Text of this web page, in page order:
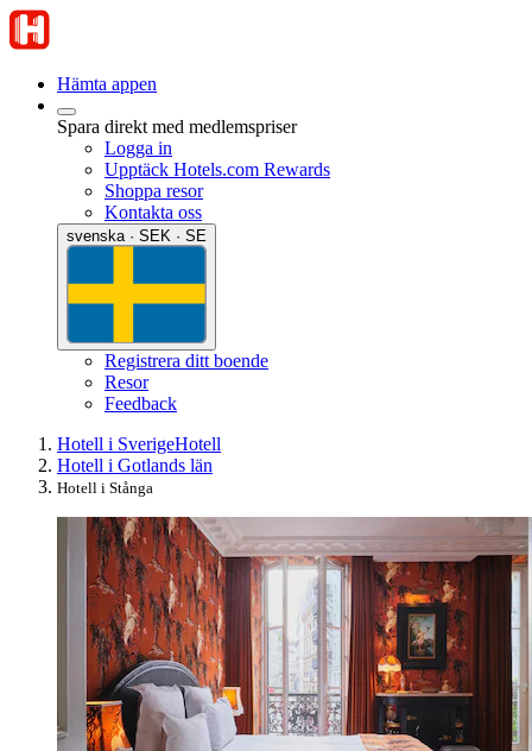
Hämta appen
Spara direkt med medlemspriser
Logga in
Upptäck Hotels.com Rewards
Shoppa resor
Kontakta oss
svenska · SEK · SE
Registrera ditt boende
Resor
Feedback
Hotell i SverigeHotell
Hotell i Gotlands län
Hotell i Stånga